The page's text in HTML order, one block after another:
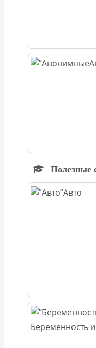
Полезные
Авто
Беременность